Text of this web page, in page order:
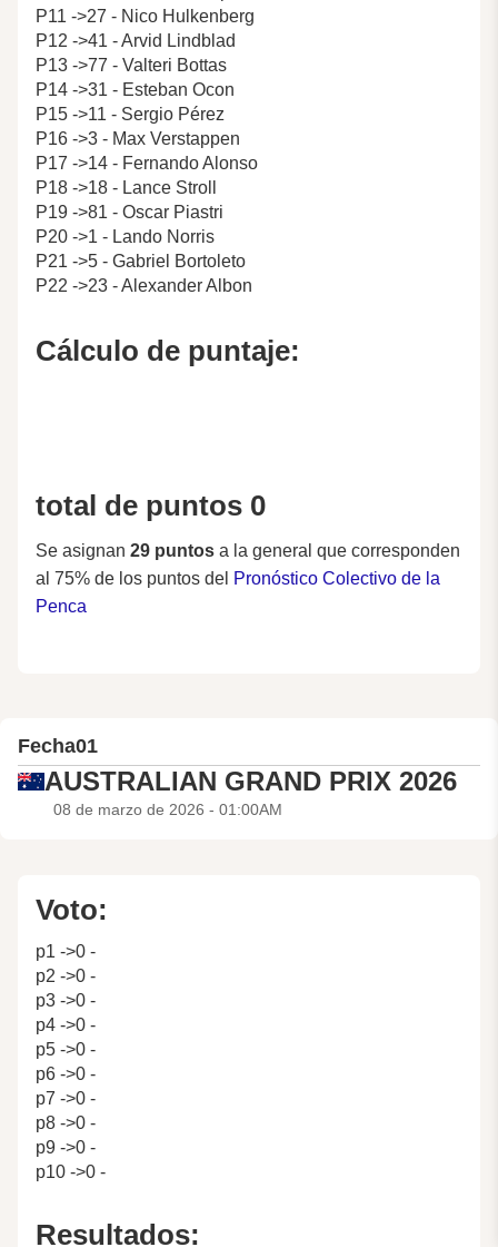
P11 ->27 - Nico Hulkenberg
P12 ->41 - Arvid Lindblad
P13 ->77 - Valteri Bottas
P14 ->31 - Esteban Ocon
P15 ->11 - Sergio Pérez
P16 ->3 - Max Verstappen
P17 ->14 - Fernando Alonso
P18 ->18 - Lance Stroll
P19 ->81 - Oscar Piastri
P20 ->1 - Lando Norris
P21 ->5 - Gabriel Bortoleto
P22 ->23 - Alexander Albon
Cálculo de puntaje:
total de puntos 0
Se asignan 29 puntos a la general que corresponden
al 75% de los puntos del Pronóstico Colectivo de la
Penca
Fecha01
AUSTRALIAN GRAND PRIX 2026
08 de marzo de 2026 - 01:00AM
Voto:
p1 ->0 -
p2 ->0 -
p3 ->0 -
p4 ->0 -
p5 ->0 -
p6 ->0 -
p7 ->0 -
p8 ->0 -
p9 ->0 -
p10 ->0 -
Resultados: